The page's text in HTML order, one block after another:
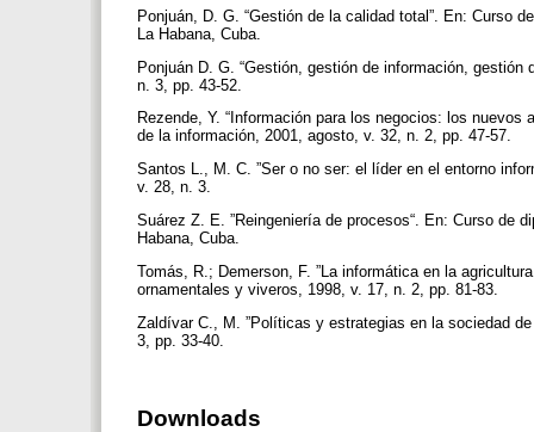
Ponjuán, D. G. “Gestión de la calidad total”. En: Curso
La Habana, Cuba.
Ponjuán D. G. “Gestión, gestión de información,
n. 3, pp. 43-52.
Rezende, Y. “Información para los negocios: los
de la información, 2001, agosto, v. 32, n. 2, pp. 47-57.
Santos L., M. C. ”Ser o no ser: el líder en el entorno
v. 28, n. 3.
Suárez Z. E. ”Reingeniería de procesos“. En: Curso de
Habana, Cuba.
Tomás, R.; Demerson, F. ”La informática en la
ornamentales y viveros, 1998, v. 17, n. 2, pp. 81-83.
Zaldívar C., M. ”Políticas y estrategias en la sociedad
3, pp. 33-40.
Downloads